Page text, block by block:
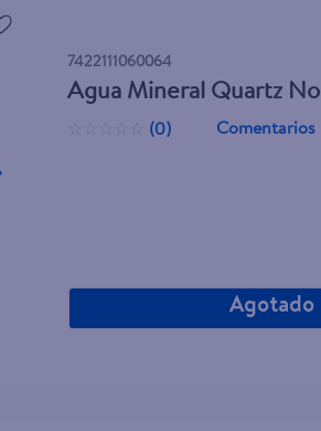
7422111060064
Agua Mineral Quartz
(0) Comentarios
Agotado